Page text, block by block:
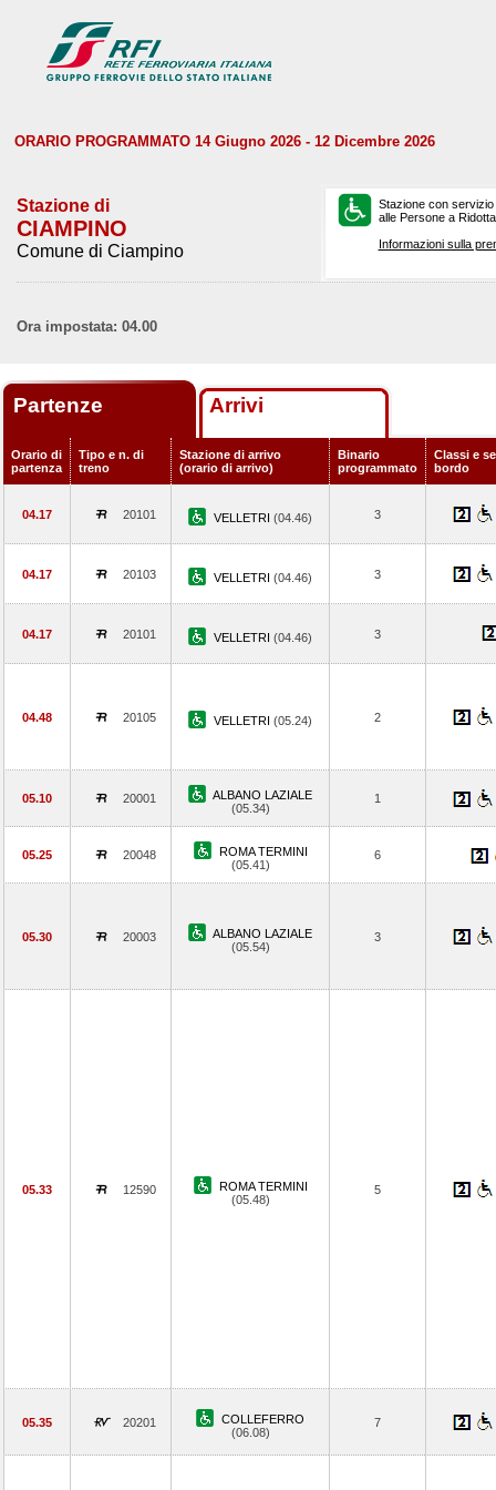
ORARIO PROGRAMMATO 14 Giugno 2026 - 12 Dicembre 2026
Stazione di
CIAMPINO
Comune di Ciampino
Stazione con
alle Persone a
Informazioni sulla
Ora impostata: 04.00
Partenze Arrivi
Orario di
partenza
Tipo e n. di
treno
Stazione di arrivo
(orario di arrivo)
Binario
programmato
Classi e
bordo
04.17 20101 VELLETRI (04.46) 3
04.17 20103 VELLETRI (04.46) 3
04.17 20101 VELLETRI (04.46) 3
04.48 20105 VELLETRI (05.24) 2
05.10 20001
ALBANO LAZIALE
(05.34)
1
05.25 20048
ROMA TERMINI
(05.41)
6
05.30 20003
ALBANO LAZIALE
(05.54)
3
05.33 12590
ROMA TERMINI
(05.48)
5
05.35 20201
COLLEFERRO
(06.08)
7